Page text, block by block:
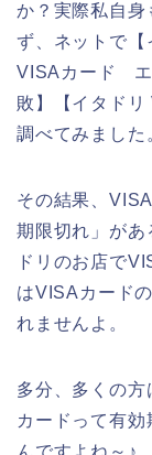
か？実際私自身
ず、ネットで【
VISAカード
敗】【イタド
調べてみました
その結果、
期限切れ」があ
ドリのお店で
はVISAカード
れませんよ。
多分、多くの
カードって有効